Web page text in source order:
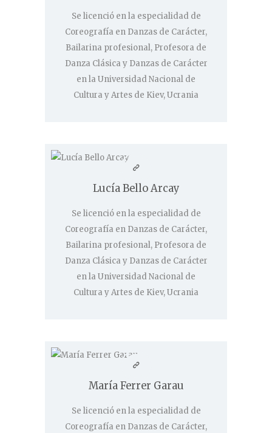
Se licenció en la especialidad de
Coreografía en Danzas de Carácter,
Bailarina profesional, Profesora de
Danza Clásica y Danzas de Carácter
en la Universidad Nacional de
Cultura y Artes de Kiev, Ucrania
Lucía Bello Arcay
Se licenció en la especialidad de
Coreografía en Danzas de Carácter,
Bailarina profesional, Profesora de
Danza Clásica y Danzas de Carácter
en la Universidad Nacional de
Cultura y Artes de Kiev, Ucrania
María Ferrer Garau
Se licenció en la especialidad de
Coreografía en Danzas de Carácter,